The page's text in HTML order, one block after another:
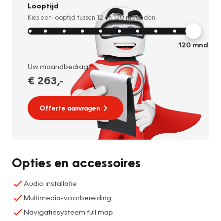
Looptijd
Kies een looptijd tussen 12 en120 maanden
120mnd
Uw maandbedrag:
€ 263,-
Offerte aanvragen
Opties en accessoires
Audio installatie
Multimedia-voorbereiding
Navigatiesysteem full map